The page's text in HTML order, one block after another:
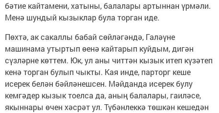
бәтие кайтамени, хатыны, балалары артыннан үрмәли.
Менә шундый кызыклар була торган иде.
Пөхтә, ак сакаллы бабай сөйләгәндә, Галәүне
машинама утыртып өенә кайтарып куйдым, дигән
сүзләрне көттем. Юк, ул аны читтән кызык итеп күзәтеп
кенә торган булып чыкты. Кая инде, парторг кеше
исерек белән бәйләнешсен. Мәйданда исерек булу
кемгәдер кызык тоелса да, аның балалары, гаиләсе,
якыннары өчен хәсрәт ул. Түбәнлеккә төшкән кешедән